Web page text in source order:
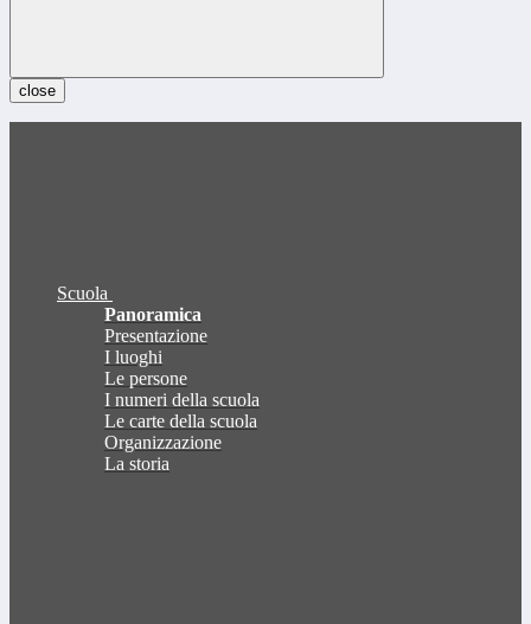
close
Scuola
Panoramica
Presentazione
I luoghi
Le persone
I numeri della scuola
Le carte della scuola
Organizzazione
La storia